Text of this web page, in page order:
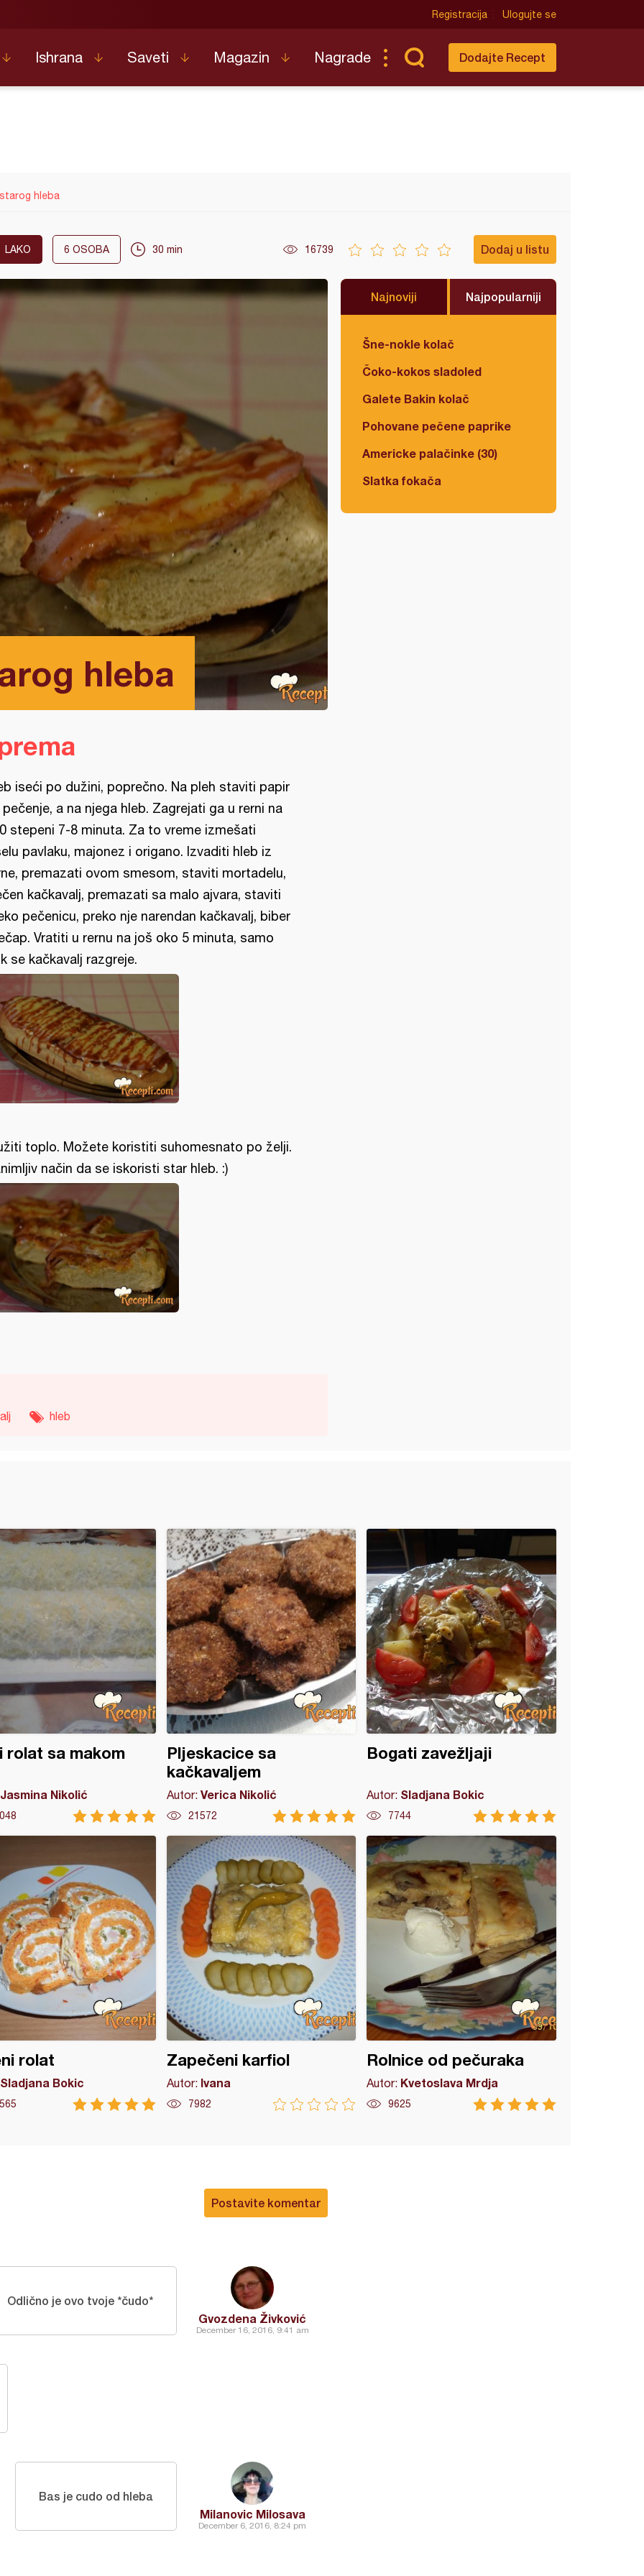
Registracija Ulogujte se
Ishrana Saveti Magazin Nagrade Dodajte Recept
hleba
LAKO 6 OSOBA 30 min 16739 Dodaj u listu
hleba
Najnoviji Najpopularniji
Šne-nokle kolač
Čoko-kokos sladoled
Galete Bakin kolač
Pohovane pečene paprike
Americke palačinke (30)
Slatka fokača
iseći po dužini, poprečno. Na pleh staviti papir
pečenje, a na njega hleb. Zagrejati ga u rerni na
stepeni 7-8 minuta. Za to vreme izmešati
pavlaku, majonez i origano. Izvaditi hleb iz
premazati ovom smesom, staviti mortadelu,
kačkavalj, premazati sa malo ajvara, staviti
pečenicu, preko nje narendan kačkavalj, biber
Vratiti u rernu na još oko 5 minuta, samo
se kačkavalj razgreje.
toplo. Možete koristiti suhomesnato po želji.
način da se iskoristi star hleb. :)
hleb
rolat sa makom
Jasmina Nikolić
Pljeskacice sa
kačkavaljem
Autor: Verica Nikolić
21572
Bogati zavežljaji
Autor: Sladjana Bokic
7744
rolat
Sladjana Bokic
Zapečeni karfiol
Autor: Ivana
7982
Rolnice od pečuraka
Autor: Kvetoslava Mrdja
9625
Postavite komentar
Gvozdena Živković
December 16, 2016, 9:41 am
Odlično je ovo tvoje *čudo*
Milanovic Milosava
December 6, 2016, 8:24 pm
Bas je cudo od hleba